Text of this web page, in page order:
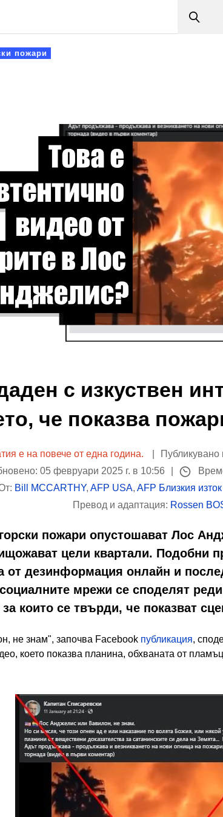
Search
пожари
с изкуствен
че показва
е на повече от една година.
Публикувано
05 февруари 2025 г. в 10:56
Bill MCCARTHY, AFP USA, AFP Близкия
Превод и адаптация: Rossen
пожари опустошават Лос
цели квартали. Подобни
от дезинформация онлайн и
мрежи се споделят
за които се твърди, че показват
не знам", започва Fаcebook публикация,
което показва планина, обхваната от